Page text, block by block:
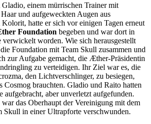
Gladio, einem mürrischen Trainer mit
und aufgeweckten Augen aus
Kolorit, hatte er sich vor einigen Tagen erneut
Foundation begeben und war dort in
verwickelt worden. Wie sich herausgestellt
Foundation mit Team Skull zusammen und
zur Aufgabe gemacht, die Æther-Präsidentin
zu verteidigen. Ihr Ziel war es, die
den Lichtverschlinger, zu besiegen,
brauchten. Gladio und Raito hatten
aufgebracht, aber unverletzt aufgefunden.
war das Oberhaupt der Vereinigung mit dem
Skull in einer Ultrapforte verschwunden.